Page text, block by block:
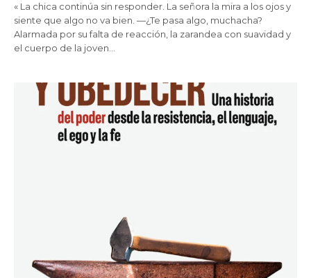
« La chica continúa sin responder. La señora la mira a los ojos y
siente que algo no va bien. —¿Te pasa algo, muchacha?
Alarmada por su falta de reacción, la zarandea con suavidad y
el cuerpo de la joven…